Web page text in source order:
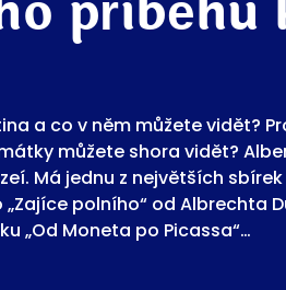
a co v něm můžete vidět?
můžete shora vidět?
Má jednu z největších
polního“ od Albrechta
„Od Moneta po Picassa“…